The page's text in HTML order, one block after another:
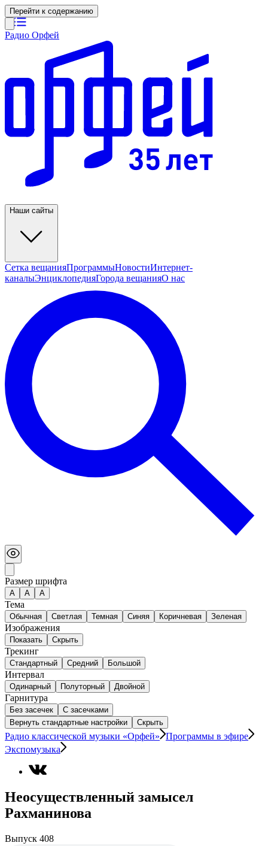
Перейти к содержанию
Радио Орфей
Наши сайты
Сетка вещанияПрограммыНовостиИнтернет-
каналыЭнциклопедияГорода вещанияО нас
Размер шрифта
А A A
Тема
Обычная Светлая Темная Синяя Коричневая Зеленая
Изображения
Показать Скрыть
Трекинг
Стандартный Средний Большой
Интервал
Одинарный Полуторный Двойной
Гарнитура
Без засечек
С засечками
Вернуть стандартные настройки
Скрыть
Радио классической музыки «Орфей»
Программы в эфире
Экспомузыка
Неосуществленный замысел
Рахманинова
Выпуск 408